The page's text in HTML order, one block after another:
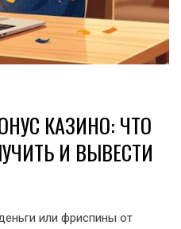
КАЗИНО: ЧТО
И ВЫВЕСТИ
или фриспины от